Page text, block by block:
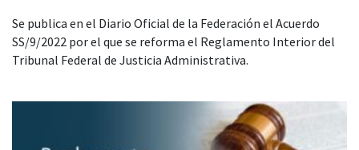
Se publica en el Diario Oficial de la Federación el Acuerdo
SS/9/2022 por el que se reforma el Reglamento Interior del
Tribunal Federal de Justicia Administrativa.